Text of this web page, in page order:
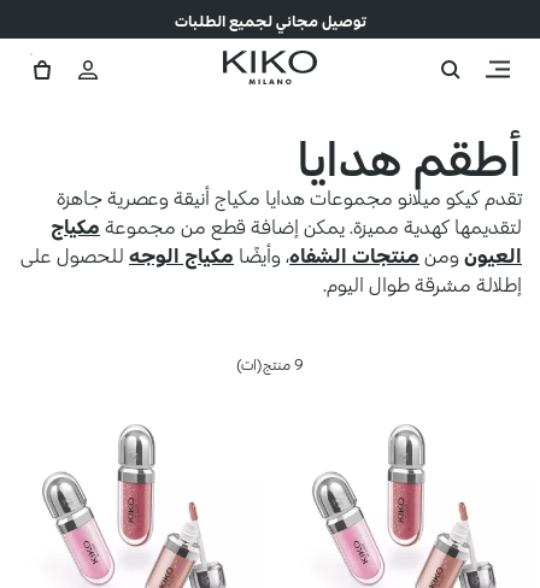
توصيل مجاني لجميع الطلبات
أطقم هدايا
تقدم كيكو ميلانو مجموعات هدايا مكياج أنيقة وعصرية جاهزة
لتقديمها كهدية مميزة. يمكن إضافة قطع من مجموعة مكياج
العيون ومن منتجات الشفاه، وأيضًا مكياج الوجه للحصول على
إطلالة مشرقة طوال اليوم.
9 منتج(ات)